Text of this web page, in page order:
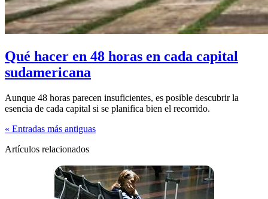
Qué hacer en 48 horas en cada capital
sudamericana
Aunque 48 horas parecen insuficientes, es posible descubrir la
esencia de cada capital si se planifica bien el recorrido.
« Entradas más antiguas
Artículos relacionados